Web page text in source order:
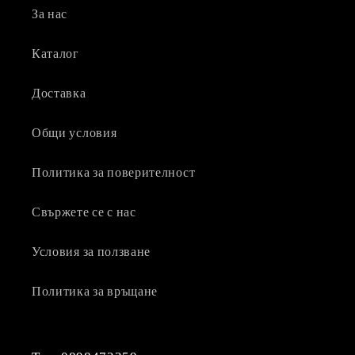
За нас
Каталог
Доставка
Общи условия
Политика за поверителност
Свържете се с нас
Условия за ползване
Политика за връщане